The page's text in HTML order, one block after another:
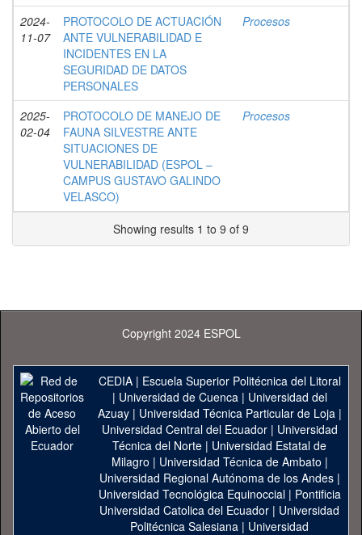
2024-
11-07
PROTOCOLO DE ACTUACIÓN
ANTE VULNERABILIDAD E
INCIDENTES EN LA
SEGURIDAD DE DATOS
PERSONALES
Procesos
2025-
02-04
PROTOCOLO DE MANEJO DE
FAUNA SILVESTRE ANTE
SITUACIONES DE
VULNERABILIDAD (ESPOL –
CAMPUS GUSTAVO GALINDO
VELASCO)
Procesos
Showing results 1 to 9 of 9
Copyright 2024 ESPOL
CEDIA| Escuela Superior Politécnica del Litoral
| Universidad de Cuenca| Universidad del
Azuay| Universidad Técnica Particular de Loja|
Universidad Central del Ecuador| Universidad
Técnica del Norte | Universidad Estatal de
Milagro | Universidad Técnica de Ambato |
Universidad Regional Autónoma de los Andes|
Universidad Tecnológica Equinoccial| Pontificia
Universidad Catolica del Ecuador | Universidad
Politécnica Salesiana | Universidad